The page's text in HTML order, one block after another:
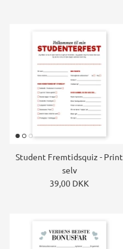
Student Fremtidsquiz - Print
selv
39,00 DKK